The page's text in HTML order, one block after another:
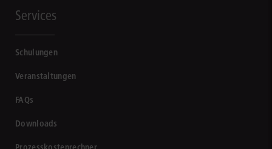
Services
Schulungen
Veranstaltungen
FAQs
Downloads